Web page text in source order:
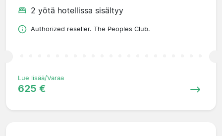
2 yötä hotellissa sisältyy
Authorized reseller. The Peoples Club.
Lue lisää/Varaa
625 €